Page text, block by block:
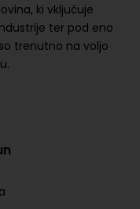
daljšem nošenju.
Corrective Frame
dioptrijo. Certifikat
za oči.
zmanjšujejo
ki vključuje
ter pod eno
trenutno na voljo